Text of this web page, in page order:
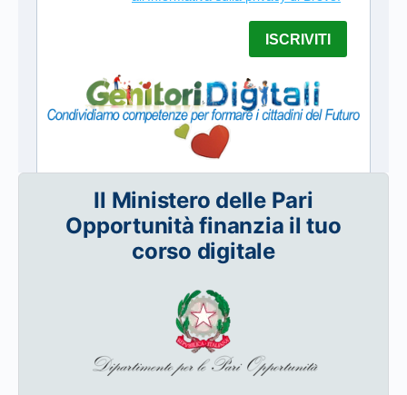
Il Ministero delle Pari
Opportunità finanzia il tuo
corso digitale